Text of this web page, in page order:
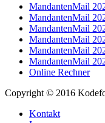
MandantenMail
MandantenMail
MandantenMail
MandantenMail
MandantenMail
MandantenMail
Online Rechner
Copyright © 2016
Kontakt